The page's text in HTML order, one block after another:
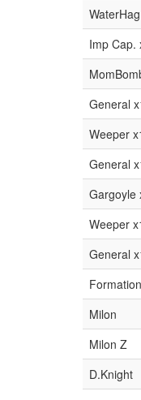
WaterHag
Imp Cap.
General
Weeper
General
Gargoyle
Weeper
General
Milon
Milon Z
D.Knight